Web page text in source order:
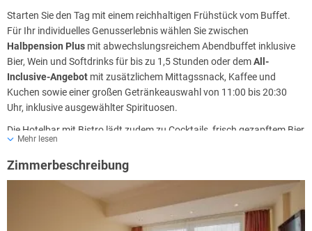
Starten Sie den Tag mit einem reichhaltigen Frühstück vom Buffet.
Für Ihr individuelles Genusserlebnis wählen Sie zwischen
Halbpension Plus mit abwechslungsreichem Abendbuffet inklusive
Bier, Wein und Softdrinks für bis zu 1,5 Stunden oder demAll-
Inclusive-Angebot mit zusätzlichem Mittagssnack, Kaffee und
Kuchen sowie einer großen Getränkeauswahl von 11:00 bis 20:30
Uhr, inklusive ausgewählter Spirituosen.
Die Hotelbar mit Bistro lädt zudem zu Cocktails, frisch gezapftem Bier
und edlen Weinen ein.
Mehr lesen
Zimmerbeschreibung